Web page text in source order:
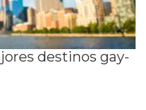
destinos gay-